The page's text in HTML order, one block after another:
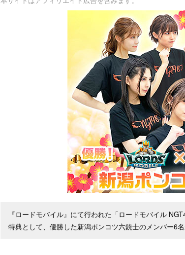
『ロードモバイル』にて行われた「ロードモバイル
特典として、優勝した新潟ポンコツ六銃士のメンバー6